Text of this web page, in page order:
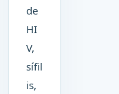
de
HI
V,
sífil
is,